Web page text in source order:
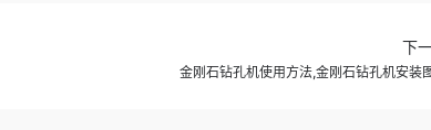
下
金刚石钻孔机使用方法,金刚石钻孔机安装